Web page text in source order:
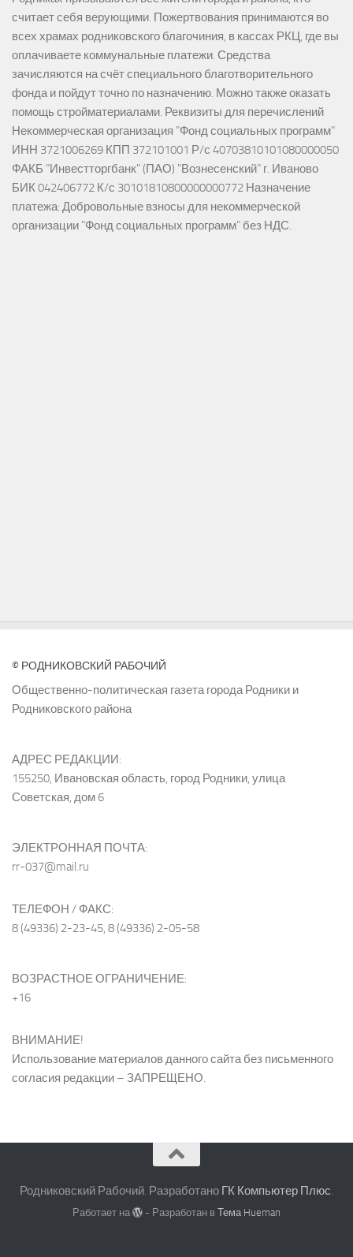
считает себя верующими. Пожертвования принимаются во
всех храмах родниковского благочиния, в кассах РКЦ, где вы
оплачиваете коммунальные платежи. Средства
зачисляются на счёт специального благотворительного
фонда и пойдут точно по назначению. Можно также оказать
помощь стройматериалами. Реквизиты для перечислений
Некоммерческая организация "Фонд социальных программ"
ИНН 3721006269 КПП 372101001 Р/с 40703810101080000050
ФАКБ "Инвестторгбанк" (ПАО) "Вознесенский" г. Иваново
БИК 042406772 К/с 30101810800000000772 Назначение
платежа: Добровольные взносы для некоммерческой
организации "Фонд социальных программ" без НДС.
© РОДНИКОВСКИЙ РАБОЧИЙ
Общественно-политическая газета города Родники и
Родниковского района
АДРЕС РЕДАКЦИИ:
155250, Ивановская область, город Родники, улица
Советская, дом 6
ЭЛЕКТРОННАЯ ПОЧТА:
rr-037@mail.ru
ТЕЛЕФОН / ФАКС:
8 (49336) 2-23-45, 8 (49336) 2-05-58
ВОЗРАСТНОЕ ОГРАНИЧЕНИЕ:
+16
ВНИМАНИЕ!
Использование материалов данного сайта без письменного
согласия редакции – ЗАПРЕЩЕНО.
Родниковский Рабочий. Разработано ГК Компьютер Плюс.
Работает на - Разработан вТема Hueman